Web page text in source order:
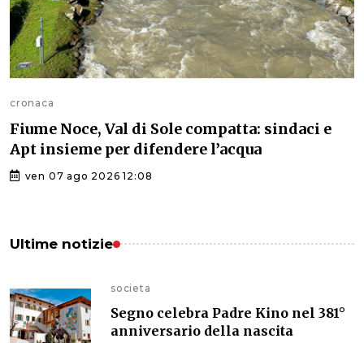
cronaca
Fiume Noce, Val di Sole compatta: sindaci e
Apt insieme per difendere l’acqua
ven 07 ago 2026 12:08
Ultime notizie
societa
Segno celebra Padre Kino nel 381°
anniversario della nascita